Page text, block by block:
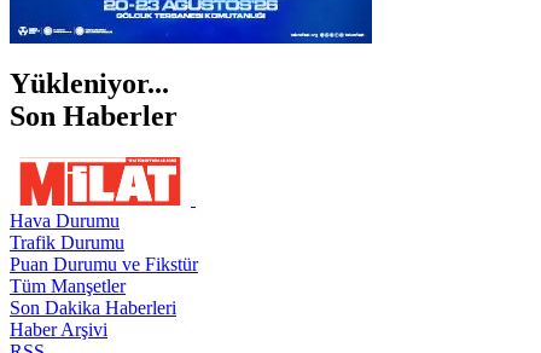
Yükleniyor...
Son Haberler
Hava Durumu
Trafik Durumu
Puan Durumu ve Fikstür
Tüm Manşetler
Son Dakika Haberleri
Haber Arşivi